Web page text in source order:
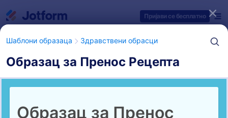
Пријави се бесплатно
Шаблони образаца Здравствени обрасци
Образац за Пренос Рецепта
Шаблони образаца Здравствени обрасци
Категорије шаблона образаца